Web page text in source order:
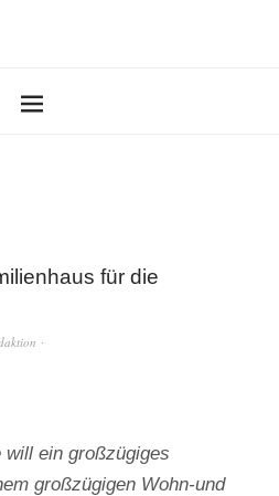
für die
ein großzügiges
großzügigen Wohn-und